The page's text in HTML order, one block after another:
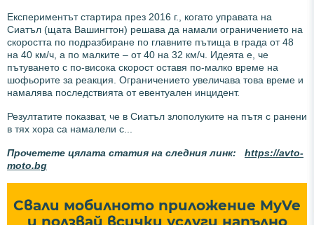
Експериментът стартира през 2016 г., когато управата на
Сиатъл (щата Вашингтон) решава да намали ограничението на
скоростта по подразбиране по главните пътища в града от 48
на 40 км/ч, а по малките – от 40 на 32 км/ч. Идеята е, че
пътуването с по-висока скорост оставя по-малко време на
шофьорите за реакция. Ограничението увеличава това време и
намалява последствията от евентуален инцидент.
Резултатите показват, че в Сиатъл злополуките на пътя с ранени
в тях хора са намалели с...
Прочетете цялата статия на следния линк: https://avto-
moto.bg
Свали мобилното приложение MyVe
и ползвай всички услуги напълно